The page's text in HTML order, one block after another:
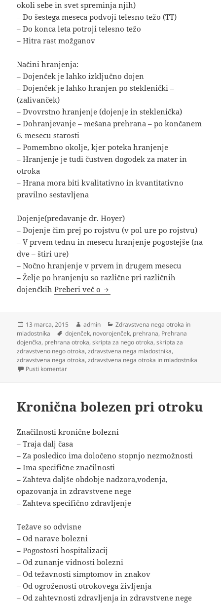
okoli sebe in svet spreminja njih)
– Do šestega meseca podvoji telesno težo (TT)
– Do konca leta potroji telesno težo
– Hitra rast možganov
Načini hranjenja:
– Dojenček je lahko izključno dojen
– Dojenček je lahko hranjen po steklenički –
(zalivanček)
– Dvovrstno hranjenje (dojenje in steklenička)
– Dohranjevanje – mešana prehrana – po končanem
6. mesecu starosti
– Pomembno okolje, kjer poteka hranjenje
– Hranjenje je tudi čustven dogodek za mater in
otroka
– Hrana mora biti kvalitativno in kvantitativno
pravilno sestavljena
Dojenje(predavanje dr. Hoyer)
– Dojenje čim prej po rojstvu (v pol ure po rojstvu)
– V prvem tednu in mesecu hranjenje pogostejše (na
dve – štiri ure)
– Nočno hranjenje v prvem in drugem mesecu
– Želje po hranjenju so različne pri različnih
dojenčkihPreberi več o Prehrana dojenčka
Objavljeno
dne
13 marca, 2015 Avtor
admin Kategorije
Zdravstvena nega otroka in
mladostnika
Oznake
dojenček, novorojenček, prehrana, Prehrana
dojenčka, prehrana otroka,skripta za nego otroka,skripta za
zdravstveno nego otroka,zdravstvena nega mladostnika,
zdravstvena nega otroka,zdravstvena nega otroka in mladostnika
Pusti komentarna Prehrana dojenčka
Kronična bolezen pri otroku
Značilnosti kronične bolezni
– Traja dalj časa
– Za posledico ima določeno stopnjo nezmožnosti
– Ima specifične značilnosti
– Zahteva daljše obdobje nadzora,vodenja,
opazovanja in zdravstvene nege
– Zahteva specifično zdravljenje
Težave so odvisne
– Od narave bolezni
– Pogostosti hospitalizacij
– Od zunanje vidnosti bolezni
– Od težavnosti simptomov in znakov
– Od ogroženosti otrokovega življenja
– Od zahtevnosti zdravljenja in zdravstvene nege